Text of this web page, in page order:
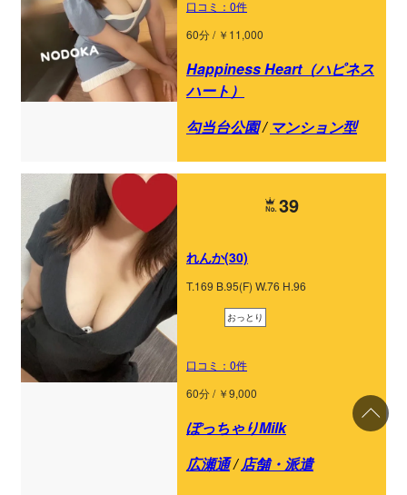
口コミ：0件
60分 / ￥11,000
Happiness Heart（ハピネス
ハート）
勾当台公園/ マンション型
39
れんか(30)
T.169 B.95(F) W.76 H.96
おっとり
口コミ：0件
60分 / ￥9,000
ぽっちゃりMilk
広瀬通/店舗・派遣